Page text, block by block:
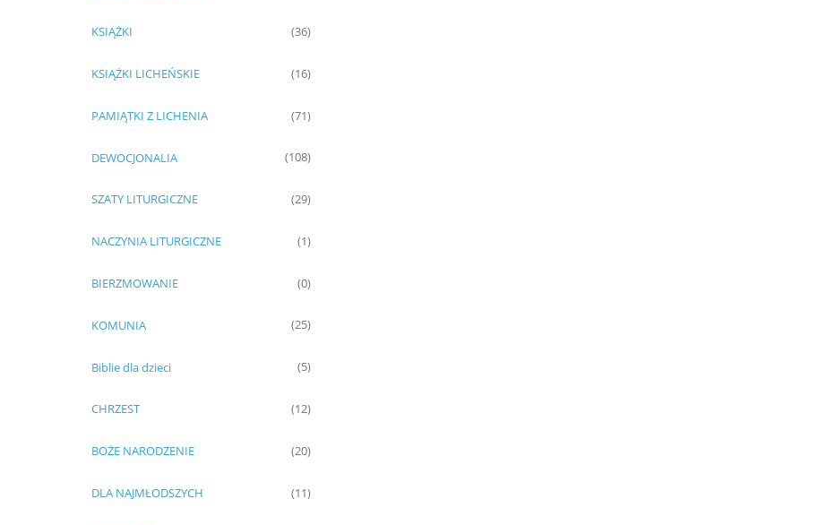
KSIĄŻKI (36)
KSIĄŻKI LICHEŃSKIE (16)
PAMIĄTKI Z LICHENIA (71)
DEWOCJONALIA (108)
SZATY LITURGICZNE (29)
NACZYNIA LITURGICZNE (1)
BIERZMOWANIE (0)
KOMUNIA (25)
Biblie dla dzieci (5)
CHRZEST (12)
BOŻE NARODZENIE (20)
DLA NAJMŁODSZYCH (11)